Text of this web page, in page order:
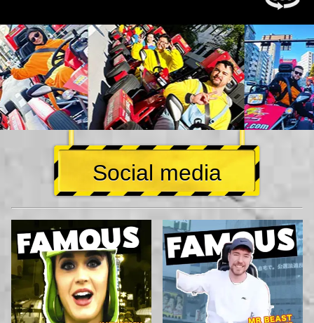
Social media